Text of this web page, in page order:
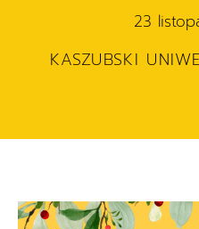
23
KASZUBSKI